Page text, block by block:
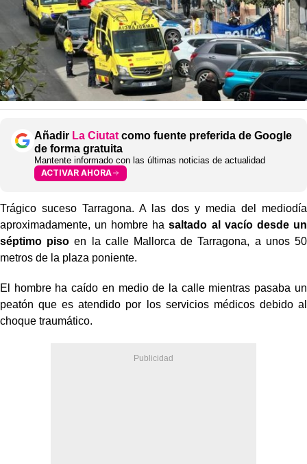
Añadir La Ciutat como fuente preferida de Google
de forma gratuita
Mantente informado con las últimas noticias de actualidad
ACTIVAR AHORA
Trágico suceso Tarragona. A las dos y media del mediodía
aproximadamente, un hombre hasaltado al vacío desde un
séptimo piso en la calle Mallorca de Tarragona, a unos 50
metros de la plaza poniente.
El hombre ha caído en medio de la calle mientras pasaba un
peatón que es atendido por los servicios médicos debido al
choque traumático.